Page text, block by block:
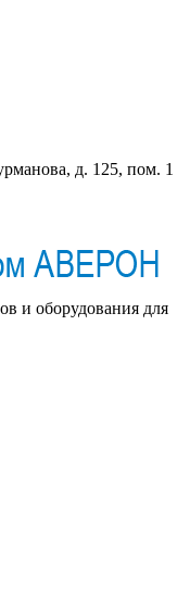
д. 125, пом. 1
и оборудования для